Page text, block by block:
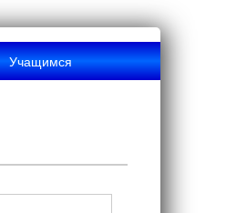
Учащимся